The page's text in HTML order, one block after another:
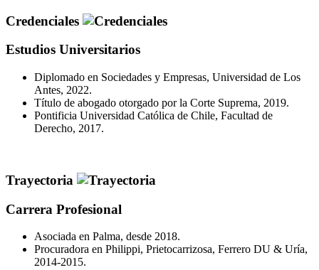
Credenciales
Estudios Universitarios
Diplomado en Sociedades y Empresas, Universidad de Los
Antes, 2022.
Título de abogado otorgado por la Corte Suprema, 2019.
Pontificia Universidad Católica de Chile, Facultad de
Derecho, 2017.
Trayectoria
Carrera Profesional
Asociada en Palma, desde 2018.
Procuradora en Philippi, Prietocarrizosa, Ferrero DU & Uría,
2014-2015.